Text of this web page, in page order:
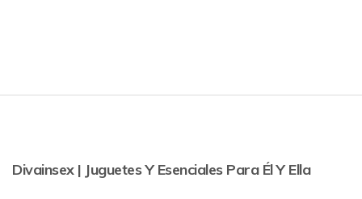
Divainsex | Juguetes Y Esenciales Para Él Y Ella